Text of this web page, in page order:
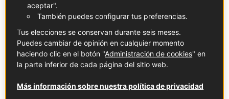
aceptar".
También puedes configurar tus preferencias.
Tus elecciones se conservan durante seis meses.
Puedes cambiar de opinión en cualquier momento
haciendo clic en el botón "Administración de cookies" en
la parte inferior de cada página del sitio web.
Más información sobre nuestra política de privacidad